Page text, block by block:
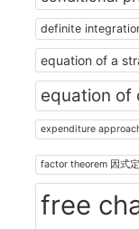
definite
equation of a
equation of
expenditure
factor theorem 因式
free